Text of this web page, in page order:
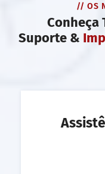
// OS
Conheça
Suporte &